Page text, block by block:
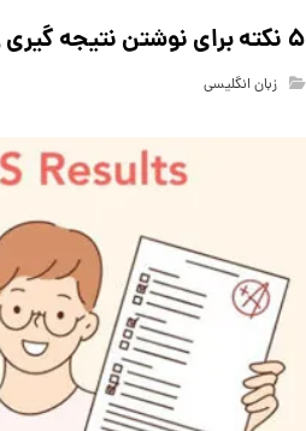
۵ نکته برای نوشتن نتیجه گیری رایتینگ آیلتس + مثال
زبان انگلیسی